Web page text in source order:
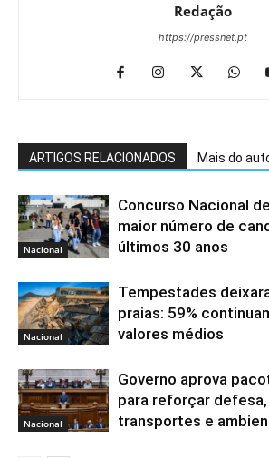
Redação
https://pressnet.pt
ARTIGOS RELACIONADOS Mais do
Nacional
Concurso Nacional
maior número de
últimos 30 anos
Nacional
Tempestades
praias: 59%
valores médios
Nacional
Governo aprova
para reforçar
transportes e